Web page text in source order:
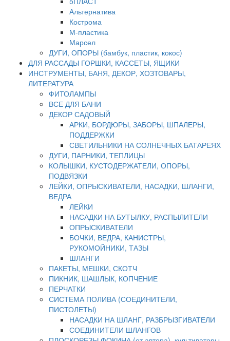
Альтернатива
Кострома
М-пластика
Марсел
ДУГИ, ОПОРЫ (бамбук, пластик, кокос)
ДЛЯ РАССАДЫ ГОРШКИ, КАССЕТЫ, ЯЩИКИ
ИНСТРУМЕНТЫ, БАНЯ, ДЕКОР, ХОЗТОВАРЫ,
ЛИТЕРАТУРА
ФИТОЛАМПЫ
ВСЕ ДЛЯ БАНИ
ДЕКОР САДОВЫЙ
АРКИ, БОРДЮРЫ, ЗАБОРЫ, ШПАЛЕРЫ,
ПОДДЕРЖКИ
СВЕТИЛЬНИКИ НА СОЛНЕЧНЫХ БАТАРЕЯХ
ДУГИ, ПАРНИКИ, ТЕПЛИЦЫ
КОЛЫШКИ, КУСТОДЕРЖАТЕЛИ, ОПОРЫ,
ПОДВЯЗКИ
ЛЕЙКИ, ОПРЫСКИВАТЕЛИ, НАСАДКИ, ШЛАНГИ,
ВЕДРА
ЛЕЙКИ
НАСАДКИ НА БУТЫЛКУ, РАСПЫЛИТЕЛИ
ОПРЫСКИВАТЕЛИ
БОЧКИ, ВЕДРА, КАНИСТРЫ,
РУКОМОЙНИКИ, ТАЗЫ
ШЛАНГИ
ПАКЕТЫ, МЕШКИ, СКОТЧ
ПИКНИК, ШАШЛЫК, КОПЧЕНИЕ
ПЕРЧАТКИ
СИСТЕМА ПОЛИВА (СОЕДИНИТЕЛИ,
ПИСТОЛЕТЫ)
НАСАДКИ НА ШЛАНГ, РАЗБРЫЗГИВАТЕЛИ
СОЕДИНИТЕЛИ ШЛАНГОВ